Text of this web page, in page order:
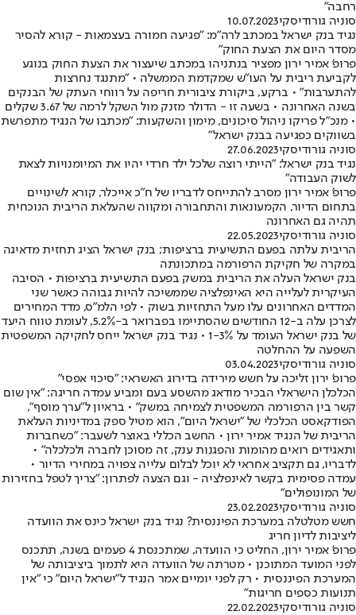
רחבה"
סוניה גורודיסקי10.07.2023
נגיד בנק ישראל במכתב לרה"מ: "פגיעה חמורה בעצמאות - קורא להסיר
מסדר היום את הצעת החוק"
פרופ' אמיר ירון מפציר בנתניהו במכתב שיעצור את הצעת החוק בנוגע
לקביעת ריבית על העו"ש שמקדמת הממשלה • "מתנגד נחרצות
להתערבות" • ברקע, ביקורת ציבורית חריפה על רווחי העתק של הבנקים
בשנה האחרונה • בשעה זו - הדולר מזנק מול השקל לרמה של 3.67 שקלים
• מנכ"ל פריקו ניהול סיכונים, מימון והשקעות: "מכתבו של הנגיד מתפרשת
בשווקים כפגיעה בבנק ישראל"
סוניה גורודיסקי27.06.2023
נגיד בנק ישראל: "הייתי רוצה שלכל ילד חרדי יהיו את המיומנויות לצאת
לשוק העבודה"
פרופ' אמיר ירון מסרב להתייחס לדבריו של ח"כ אייכלר, קורא לשינויים
בתחום הדיור, הקמעונאות והתחבורה ומקווה שהעלאת הריבית הנוכחית
תהיה גם האחרונה
סוניה גורודיסקי22.05.2023
הריבית עלתה בפעם התשיעית ברציפות; בנק ישראל הציג תחזית מדאיגה
במקרה של חקיקת הרפורמה במתכונתה
בנק ישראל העלה את הריבית במשק בפעם התשיעית ברציפות • הסיבה
העיקרית לעלייה היא האינפלציה שממשיכה להיות גבוהה כאשר שני
המדדים האחרונים עלו מעל התחזיות בשוק • לפי הלמ"ס, מדד המחירים
לצרכן עלה ב-12 החודשים שהסתיימו בפברואר ב-5.2%, לעומת טווח היעד
של בנק ישראל העומד על 1-3% • נגיד בנק ישראל ייחס לחקיקה המשפטית
השפעה על ההחלטה
סוניה גורודיסקי03.04.2023
פרופ' ירון זליכה על חשש מירידה בדירוג האשראי: "סיכוי אפסי"
הכלכלן הישראלי הבכיר מודאג מהשסע בעם ומביע עמדה חריגה: "אין שום
קשר בין הרפורמה המשפטית לצמיחה במשק" • בראיון ל"ערך מוסף",
הפודקאסט הכלכלי של "ישראל היום", הוא מטיל ספק במדיניות העלאת
הריבית של הנגיד אמיר ירון • החשב הכללי באוצר לשעבר: "כשחברות
ותאגידים רואים מהומות והפגנות ענק, זה מסוכן לחברה ולכלכלה" •
לדבריו, גם תקציב אחראי לא יוכל לבלום עלייה צפויה במחירי הדיור •
עמדה פסימית בקשר לאינפלציה - וגם הצעה לפתרון: "צריך לטפל בחזירות
של המונופולים"
סוניה גורודיסקי23.02.2023
חשש מטלטלה במערכת הפיננסית? נגיד בנק ישראל כינס את הוועדה
ליציבות לדיון חריג
פרופ' אמיר ירון, החליט כי הוועדה, שמתכנסת 4 פעמים בשנה, תתכנס
לפני המועד המתוכנן • מטרתה של הוועדה היא לתמוך ביציבותה של
המערכת הפיננסית • רק לפני יומיים אמר הנגיד ל"ישראל היום" כי "אין
תנועות כספים חריגות"
סוניה גורודיסקי22.02.2023